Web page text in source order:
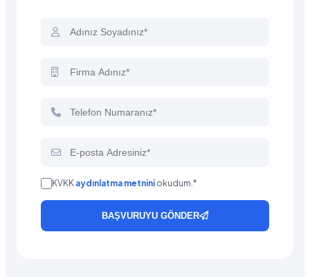
KVKK aydınlatma metnini okudum.*
BAŞVURUYU GÖNDER